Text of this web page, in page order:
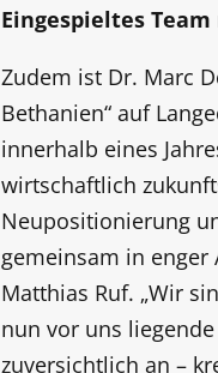
Eingespieltes
Zudem ist Dr. Marc
Bethanien“ auf
innerhalb eines
wirtschaftlich
Neupositionierung
gemeinsam in
Matthias Ruf. „Wir
nun vor uns
zuversichtlich an –